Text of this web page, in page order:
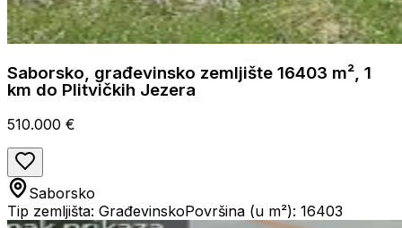
Saborsko, građevinsko zemljište 16403 m², 1
km do Plitvičkih Jezera
510.000 €
Saborsko
Tip zemljišta: GrađevinskoPovršina (u m²): 16403